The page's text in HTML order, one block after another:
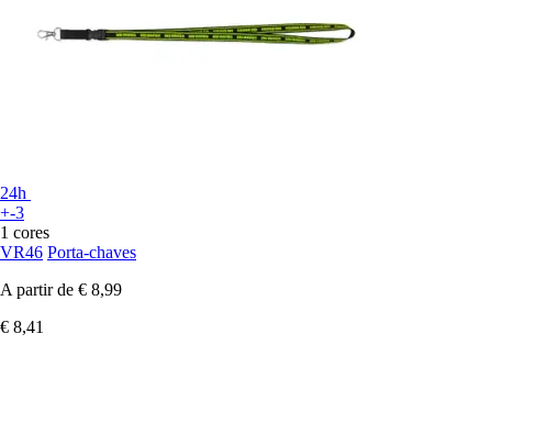
24h
+-3
1 cores
VR46 Porta-chaves
A partir de € 8,99
€ 8,41